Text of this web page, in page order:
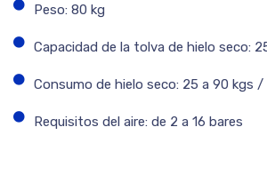
Peso: 80 kg
Capacidad de la tolva de hielo seco:
Consumo de hielo seco: 25 a 90 kgs /
Requisitos del aire: de 2 a 16 bares